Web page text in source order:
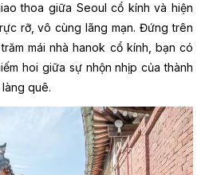
thoa giữa Seoul cổ kính và hiện
rỡ, vô cùng lãng mạn. Đứng trên
mái nhà hanok cổ kính, bạn có
hoi giữa sự nhộn nhịp của thành
quê.